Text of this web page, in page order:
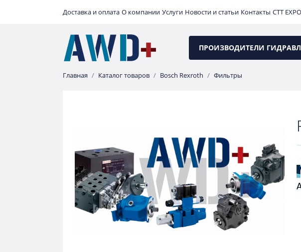
Доставка и оплата О компании Услуги Новости и статьи Контакты CTT EXPO
ПРОИЗВОДИТЕЛИ
Главная Каталог товаров Bosch Rexroth Фильтры